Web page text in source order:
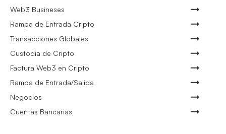
Web3 Busineses
Rampa de Entrada Cripto
Transacciones Globales
Custodia de Cripto
Factura Web3 en Cripto
Rampa de Entrada/Salida
Negocios
Cuentas Bancarias